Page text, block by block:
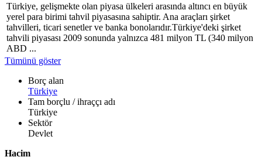
Türkiye, gelişmekte olan piyasa ülkeleri arasında altıncı en büyük
yerel para birimi tahvil piyasasına sahiptir. Ana araçları şirket
tahvilleri, ticari senetler ve banka bonolarıdır.Türkiye'deki şirket
tahvili piyasası 2009 sonunda yalnızca 481 milyon TL (340 milyon
ABD ...
Tümünü göster
Borç alan
Türkiye
Tam borçlu / ihraççı adı
Türkiye
Sektör
Devlet
Hacim